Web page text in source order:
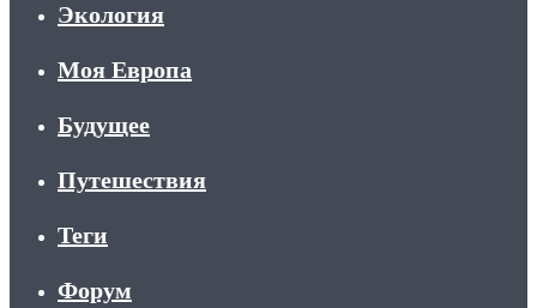
Экология
Моя Европа
Будущее
Путешествия
Теги
Форум